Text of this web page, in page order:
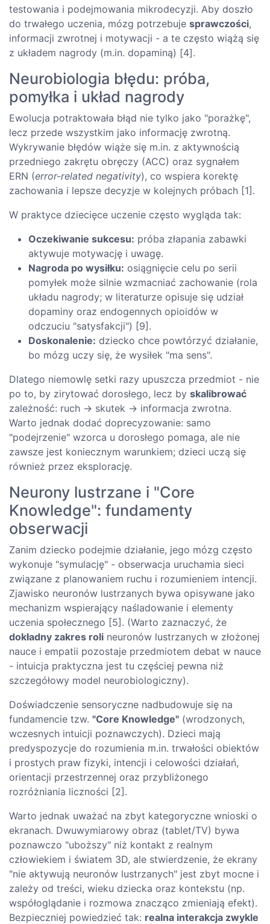
testowania i podejmowania mikrodecyzji. Aby doszło
do trwałego uczenia, mózg potrzebuje sprawczości,
informacji zwrotnej i motywacji - a te często wiążą się
z układem nagrody (m.in. dopaminą) [4].
Neurobiologia błędu: próba,
pomyłka i układ nagrody
Ewolucja potraktowała błąd nie tylko jako "porażkę",
lecz przede wszystkim jako informację zwrotną.
Wykrywanie błędów wiąże się m.in. z aktywnością
przedniego zakrętu obręczy (ACC) oraz sygnałem
ERN (error-related negativity), co wspiera korektę
zachowania i lepsze decyzje w kolejnych próbach [1].
W praktyce dziecięce uczenie często wygląda tak:
Oczekiwanie sukcesu: próba złapania zabawki
aktywuje motywację i uwagę.
Nagroda po wysiłku: osiągnięcie celu po serii
pomyłek może silnie wzmacniać zachowanie (rola
układu nagrody; w literaturze opisuje się udział
dopaminy oraz endogennych opioidów w
odczuciu "satysfakcji") [9].
Doskonalenie: dziecko chce powtórzyć działanie,
bo mózg uczy się, że wysiłek "ma sens".
Dlatego niemowlę setki razy upuszcza przedmiot - nie
po to, by zirytować dorosłego, lecz by skalibrować
zależność: ruch → skutek → informacja zwrotna.
Warto jednak dodać doprecyzowanie: samo
"podejrzenie" wzorca u dorosłego pomaga, ale nie
zawsze jest koniecznym warunkiem; dzieci uczą się
również przez eksplorację.
Neurony lustrzane i "Core
Knowledge": fundamenty
obserwacji
Zanim dziecko podejmie działanie, jego mózg często
wykonuje "symulację" - obserwacja uruchamia sieci
związane z planowaniem ruchu i rozumieniem intencji.
Zjawisko neuronów lustrzanych bywa opisywane jako
mechanizm wspierający naśladowanie i elementy
uczenia społecznego [5]. (Warto zaznaczyć, że
dokładny zakres roli neuronów lustrzanych w złożonej
nauce i empatii pozostaje przedmiotem debat w nauce
- intuicja praktyczna jest tu częściej pewna niż
szczegółowy model neurobiologiczny).
Doświadczenie sensoryczne nadbudowuje się na
fundamencie tzw. "Core Knowledge" (wrodzonych,
wczesnych intuicji poznawczych). Dzieci mają
predyspozycje do rozumienia m.in. trwałości obiektów
i prostych praw fizyki, intencji i celowości działań,
orientacji przestrzennej oraz przybliżonego
rozróżniania liczności [2].
Warto jednak uważać na zbyt kategoryczne wnioski o
ekranach. Dwuwymiarowy obraz (tablet/TV) bywa
poznawczo "uboższy" niż kontakt z realnym
człowiekiem i światem 3D, ale stwierdzenie, że ekrany
"nie aktywują neuronów lustrzanych" jest zbyt mocne i
zależy od treści, wieku dziecka oraz kontekstu (np.
współoglądanie i rozmowa znacząco zmieniają efekt).
Bezpieczniej powiedzieć tak: realna interakcja zwykle